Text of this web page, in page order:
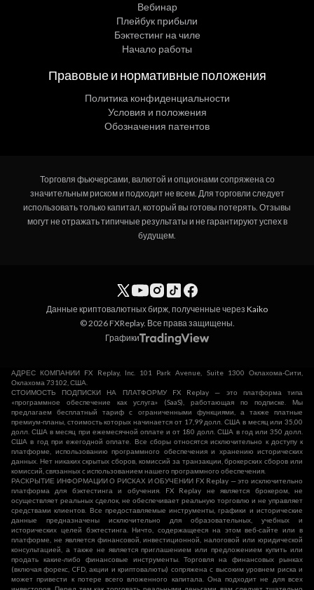
Вебинар
Плейбук прибыли
Бэктестинг на чиле
Начало работы
Правовые и нормативные положения
Политика конфиденциальности
Условия и положения
Обозначения патентов
Торговля фьючерсами, валютой и опционами сопряжена со
значительным риском и подходит не всем. Для торговли следует
использовать только капитал, который вы готовы потерять. Отзывы
могут не отражать типичные результаты и не гарантируют успех в
будущем.
Данные криптовалютных бирж, полученные через Kaiko
© 2026 FXReplay. Все права защищены.
Графики
АДРЕС КОМПАНИИ FX Replay, Inc. 101 Park Avenue, Suite 1300 Оклахома-Сити,
Оклахома 73102, США.
СТОИМОСТЬ ПОДПИСКИ НА ПЛАТФОРМУ FX Replay — это платформа типа
«программное обеспечение как услуга» (SaaS), работающая по подписке. Мы
предлагаем бесплатный тариф с ограниченными функциями, а также платные
премиум-планы, стоимость которых начинается от 17,99 долл. США в месяц или 35,00
долл. США в месяц при ежемесячной оплате и от 180 долл. США в год или 350 долл.
США в год при ежегодной оплате. Все сборы относятся исключительно к доступу к
платформе, использованию программного обеспечения и хранению исторических
данных. Нет никаких скрытых сборов, комиссий за транзакции, брокерских сборов или
комиссий, связанных с использованием нашего программного обеспечения.
РАСКРЫТИЕ ИНФОРМАЦИИ О РИСКАХ И ОБУЧЕНИИ FX Replay — это исключительно
платформа для бэктестинга и обучения. FX Replay не является брокером, не
осуществляет реальных сделок, не обеспечивает реальную торговлю и не управляет
средствами клиентов. Все предоставляемые инструменты, графики и исторические
данные предназначены исключительно для образовательных, учебных и
исторических целей бэктестинга. Ничто, содержащееся на этом веб-сайте или в
платформе, не является финансовой, инвестиционной, налоговой или юридической
консультацией, а также не является приглашением или предложением купить или
продать какие-либо финансовые инструменты. Торговля на финансовых рынках
(включая форекс, CFD, акции и криптовалюты) сопряжена с высоким уровнем риска и
может привести к потере всего вложенного капитала. Она подходит не для всех